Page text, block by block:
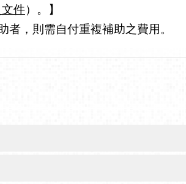
件）。】
，則需自付重複補助之費用。